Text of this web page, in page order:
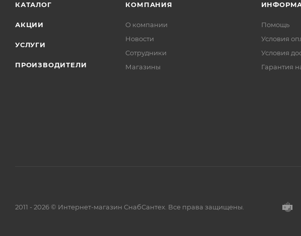
КАТАЛОГ
АКЦИИ
УСЛУГИ
ПРОИЗВОДИТЕЛИ
КОМПАНИЯ
О компании
Новости
Сотрудники
Магазины
Помощь
Условия
Условия
Гарантия
2011 - 2026 © Интернет-магазин СнабСантех. Все права защищены.